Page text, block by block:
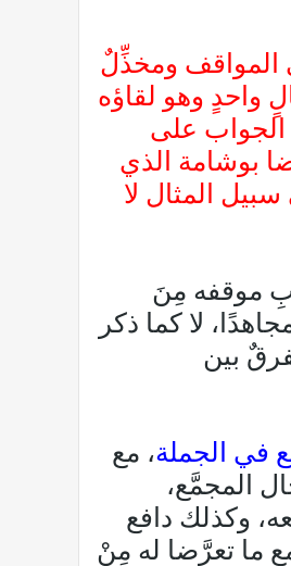
المواقف ومخذِّلٌ
واحدٍ وهو لقاؤه
الجواب على
بوشامة الذي
المثال لا
موقفه مِنَ
لا كما ذكر
بين
في الجملة، مع
المجمَّع،
وكذلك دافع
ما تعرَّضا له مِنْ